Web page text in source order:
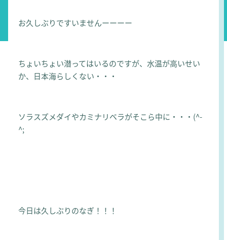
お久しぶりですいませんーーーー
ちょいちょい潜ってはいるのですが、水温が高いせい
か、日本海らしくない・・・
ソラスズメダイやカミナリベラがそこら中に・・・(^-
^;
今日は久しぶりのなぎ！！！